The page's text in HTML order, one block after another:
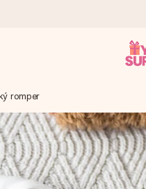
darovat právě v tu
4,8.
romper